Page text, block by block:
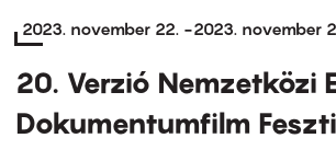
2023. november 22. -2023. november
20. Verzió Nemzetközi
Dokumentumfilm